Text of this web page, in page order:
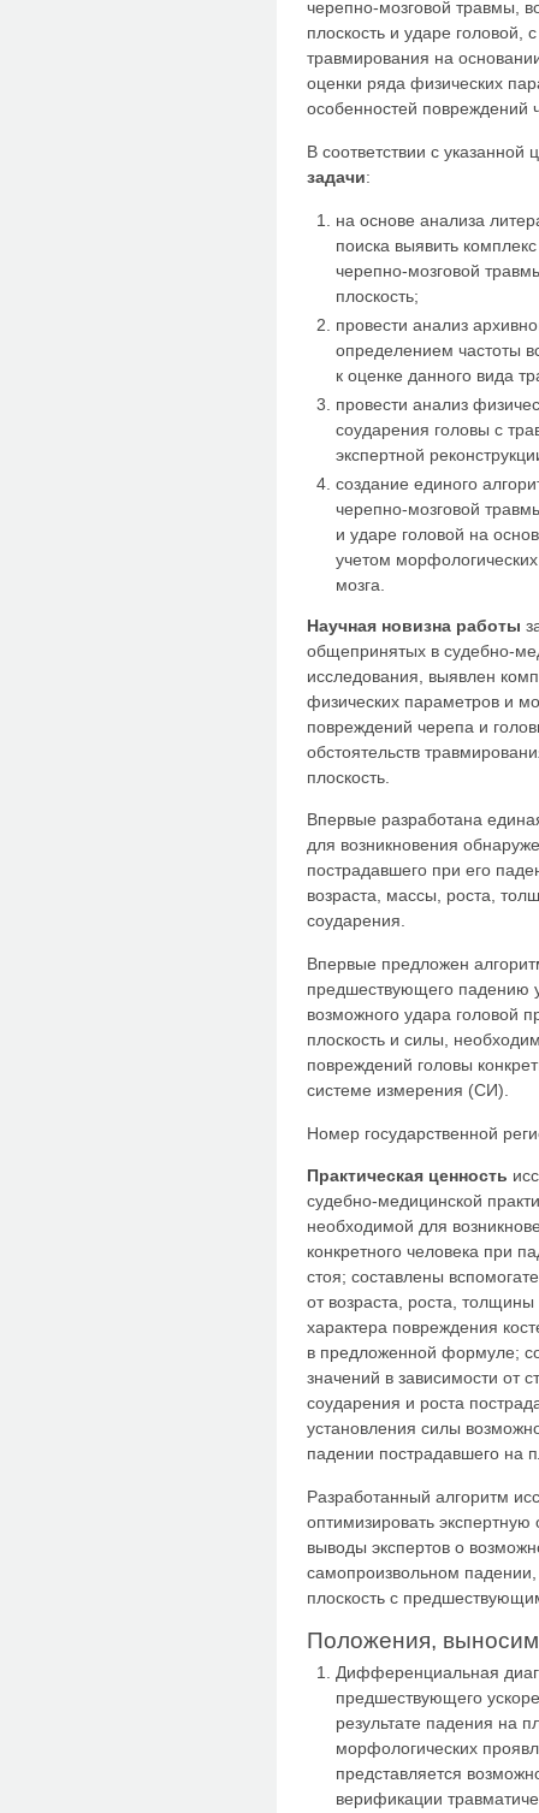
черепно-мозговой травмы,
плоскость и ударе головой,
травмирования на
оценки ряда физических
особенностей повреждений
В соответствии с
задачи:
на основе анализа
поиска выявить
черепно-мозговой
плоскость;
провести анализ
определением частоты
к оценке данного вида
провести анализ
соударения головы с
экспертной
создание единого
черепно-мозговой
и ударе головой на
учетом
мозга.
Научная новизна работы
общепринятых в судебно-
исследования, выявлен
физических параметров и
повреждений черепа и
обстоятельств
плоскость.
Впервые разработана
для возникновения
пострадавшего при его
возраста, массы, роста,
соударения.
Впервые предложен
предшествующего падению
возможного удара головой
плоскость и силы,
повреждений головы
системе измерения (СИ).
Номер государственной
Практическая ценность
судебно-медицинской
необходимой для
конкретного человека при
стоя; составлены
от возраста, роста,
характера повреждения
в предложенной формуле;
значений в зависимости от
соударения и роста
установления силы
падении пострадавшего на
Разработанный алгоритм
оптимизировать экспертную
выводы экспертов о
самопроизвольном
плоскость с
Положения,
Дифференциальная
предшествующего
результате падения на
морфологических
представляется
верификации